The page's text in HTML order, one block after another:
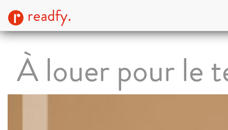
readfy.
À louer pour le